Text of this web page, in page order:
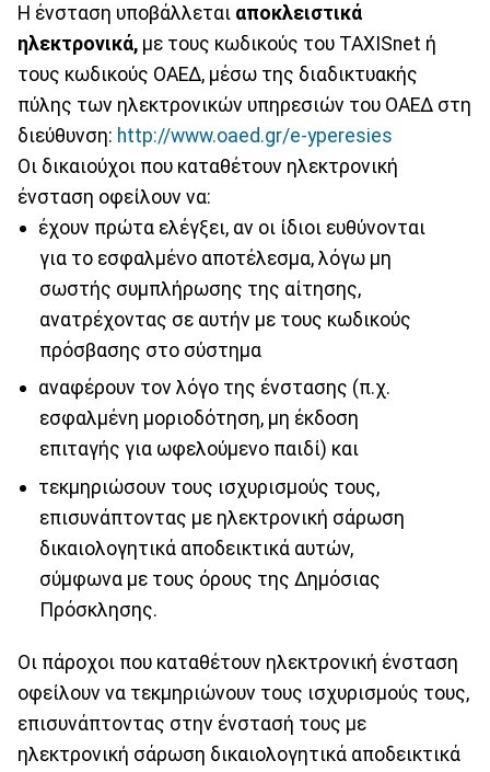
Η ένσταση υποβάλλεται αποκλειστικά
ηλεκτρονικά, με τους κωδικούς του TAXISnet ή
τους κωδικούς ΟΑΕΔ, μέσω της διαδικτυακής
πύλης των ηλεκτρονικών υπηρεσιών του ΟΑΕΔ στη
διεύθυνση: http://www.oaed.gr/e-yperesies
Οι δικαιούχοι που καταθέτουν ηλεκτρονική
ένσταση οφείλουν να:
έχουν πρώτα ελέγξει, αν οι ίδιοι ευθύνονται
για το εσφαλμένο αποτέλεσμα, λόγω μη
σωστής συμπλήρωσης της αίτησης,
ανατρέχοντας σε αυτήν με τους κωδικούς
πρόσβασης στο σύστημα
αναφέρουν τον λόγο της ένστασης (π.χ.
εσφαλμένη μοριοδότηση, μη έκδοση
επιταγής για ωφελούμενο παιδί) και
τεκμηριώσουν τους ισχυρισμούς τους,
επισυνάπτοντας με ηλεκτρονική σάρωση
δικαιολογητικά αποδεικτικά αυτών,
σύμφωνα με τους όρους της Δημόσιας
Πρόσκλησης.
Οι πάροχοι που καταθέτουν ηλεκτρονική ένσταση
οφείλουν να τεκμηριώνουν τους ισχυρισμούς τους,
επισυνάπτοντας στην ένστασή τους με
ηλεκτρονική σάρωση δικαιολογητικά αποδεικτικά